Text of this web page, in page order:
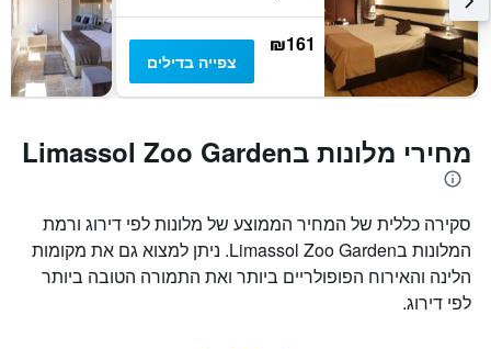
₪161
צפייה בדילים
מחירי מלונות בLimassol Zoo Garden
סקירה כללית של המחיר הממוצע של מלונות לפי דירוג ורמת
המלונות בLimassol Zoo Garden. ניתן למצוא גם את מקומות
הלינה והאירוח הפופולריים ביותר ואת התמורה הטובה ביותר
לפי דירוג.